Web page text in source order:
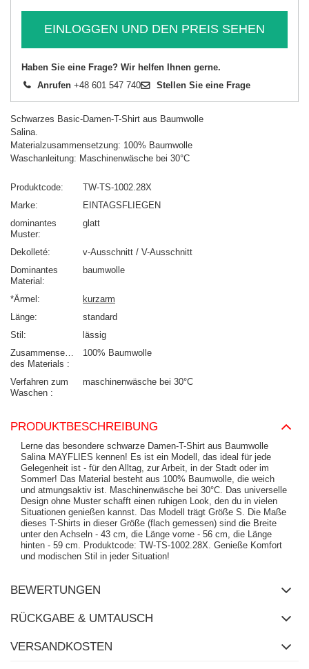
EINLOGGEN UND DEN PREIS SEHEN
Haben Sie eine Frage? Wir helfen Ihnen gerne.
Anrufen +48 601 547 740 Stellen Sie eine Frage
Schwarzes Basic-Damen-T-Shirt aus Baumwolle
Salina.
Materialzusammensetzung: 100% Baumwolle
Waschanleitung: Maschinenwäsche bei 30°C
Produktcode
TW-TS-1002.28X
Marke
EINTAGSFLIEGEN
dominantes
Muster
glatt
Dekolleté
v-Ausschnitt / V-Ausschnitt
Dominantes
Material
baumwolle
*Ärmel
kurzarm
Länge
standard
Stil
lässig
Zusammensetzung
des Materials
100% Baumwolle
Verfahren zum
Waschen
maschinenwäsche bei 30°C
PRODUKTBESCHREIBUNG
Lerne das besondere schwarze Damen-T-Shirt aus Baumwolle
Salina MAYFLIES kennen! Es ist ein Modell, das ideal für jede
Gelegenheit ist - für den Alltag, zur Arbeit, in der Stadt oder im
Sommer! Das Material besteht aus 100% Baumwolle, die weich
und atmungsaktiv ist. Maschinenwäsche bei 30°C. Das universelle
Design ohne Muster schafft einen ruhigen Look, den du in vielen
Situationen genießen kannst. Das Modell trägt Größe S. Die Maße
dieses T-Shirts in dieser Größe (flach gemessen) sind die Breite
unter den Achseln - 43 cm, die Länge vorne - 56 cm, die Länge
hinten - 59 cm. Produktcode: TW-TS-1002.28X. Genieße Komfort
und modischen Stil in jeder Situation!
BEWERTUNGEN
RÜCKGABE & UMTAUSCH
VERSANDKOSTEN